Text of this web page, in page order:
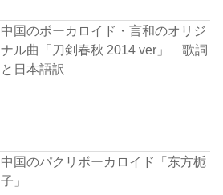
中国のボーカロイド・言和のオリジ
ナル曲「刀剣春秋 2014 ver」 歌詞
と日本語訳
中国のパクリボーカロイド「东方栀
子」